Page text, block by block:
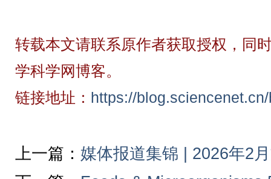
转载本文请联系原作者获取授权，同
学科学网博客。
链接地址： https://
上一篇： 媒体报道集锦 | 2026年2